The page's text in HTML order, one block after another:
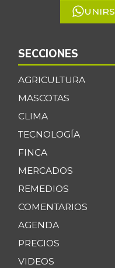
SECCIONES
AGRICULTURA
MASCOTAS
CLIMA
TECNOLOGÍA
FINCA
MERCADOS
REMEDIOS
COMENTARIOS
AGENDA
PRECIOS
VIDEOS